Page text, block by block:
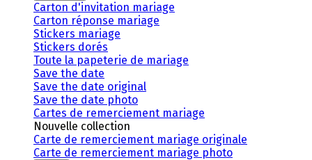
Carton d'invitation mariage
Carton réponse mariage
Stickers mariage
Stickers dorés
Toute la papeterie de mariage
Save the date
Save the date original
Save the date photo
Cartes de remerciement mariage
Nouvelle collection
Carte de remerciement mariage originale
Carte de remerciement mariage photo